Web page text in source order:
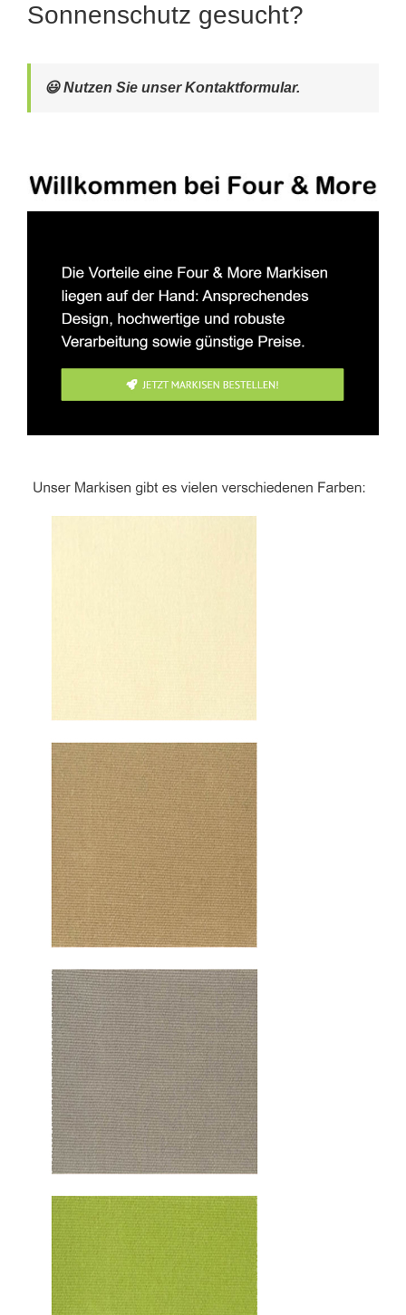
Sonnenschutz gesucht?
😃 Nutzen Sie unser Kontaktformular.